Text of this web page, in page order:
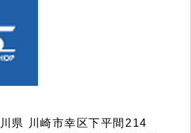
県 川崎市幸区下平間214